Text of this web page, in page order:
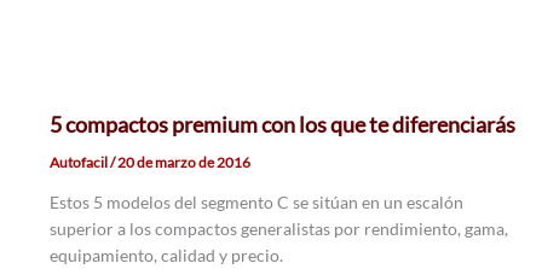
5 compactos premium con los que te diferenciarás
Autofacil/20 de marzo de 2016
Estos 5 modelos del segmento C se sitúan en un escalón
superior a los compactos generalistas por rendimiento, gama,
equipamiento, calidad y precio.